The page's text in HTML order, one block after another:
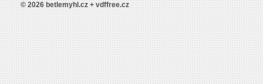
© 2026 betlemyhl.cz + vdffree.cz